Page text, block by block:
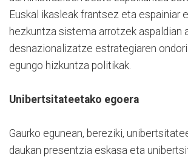
Euskal ikasleak frantsez eta espainiar
hezkuntza sistema arrotzek aspaldian
desnazionalizatze estrategiaren
egungo hizkuntza politikak.
Unibertsitateetako egoera
Gaurko egunean, bereziki,
daukan presentzia eskasa eta